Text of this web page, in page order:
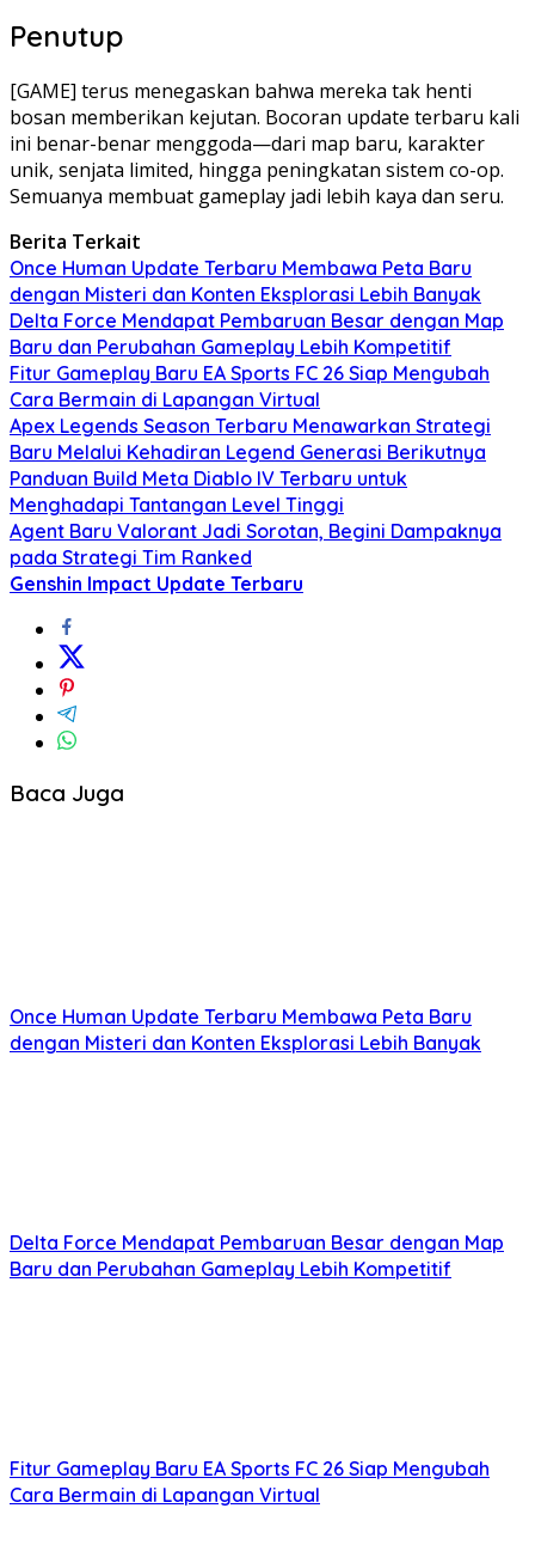
Penutup
[GAME] terus menegaskan bahwa mereka tak henti
bosan memberikan kejutan. Bocoran update terbaru kali
ini benar-benar menggoda—dari map baru, karakter
unik, senjata limited, hingga peningkatan sistem co-op.
Semuanya membuat gameplay jadi lebih kaya dan seru.
Berita Terkait
Once Human Update Terbaru Membawa Peta Baru
dengan Misteri dan Konten Eksplorasi Lebih Banyak
Delta Force Mendapat Pembaruan Besar dengan Map
Baru dan Perubahan Gameplay Lebih Kompetitif
Fitur Gameplay Baru EA Sports FC 26 Siap Mengubah
Cara Bermain di Lapangan Virtual
Apex Legends Season Terbaru Menawarkan Strategi
Baru Melalui Kehadiran Legend Generasi Berikutnya
Panduan Build Meta Diablo IV Terbaru untuk
Menghadapi Tantangan Level Tinggi
Agent Baru Valorant Jadi Sorotan, Begini Dampaknya
pada Strategi Tim Ranked
Genshin Impact Update Terbaru
Baca Juga
Once Human Update Terbaru Membawa Peta Baru
dengan Misteri dan Konten Eksplorasi Lebih Banyak
Delta Force Mendapat Pembaruan Besar dengan Map
Baru dan Perubahan Gameplay Lebih Kompetitif
Fitur Gameplay Baru EA Sports FC 26 Siap Mengubah
Cara Bermain di Lapangan Virtual